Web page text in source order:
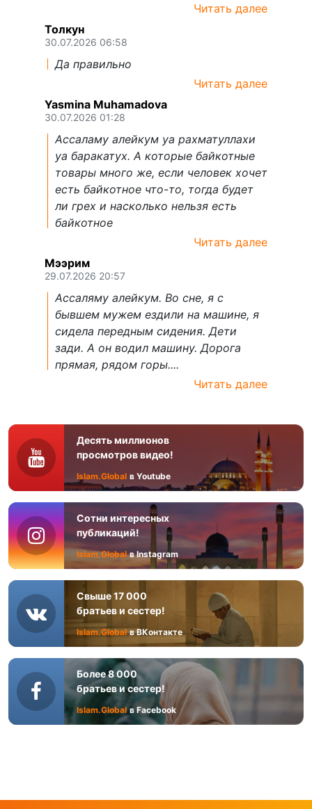
Читать далее
Толкун
30.07.2026 06:58
Да правильно
Читать далее
Yasmina Muhamadova
30.07.2026 01:28
Ассаламу алейкум уа рахматуллахи
уа баракатух. А которые байкотные
товары много же, если человек хочет
есть байкотное что-то, тогда будет
ли грех и насколько нельзя есть
байкотное
Читать далее
Мээрим
29.07.2026 20:57
Ассаляму алейкум. Во сне, я с
бывшем мужем ездили на машине, я
сидела передным сидения. Дети
зади. А он водил машину. Дорога
прямая, рядом горы....
Читать далее
Десять миллионов
просмотров видео!
Islam.Global в Youtube
Сотни интересных
публикаций!
Islam.Global в Instagram
Свыше 17 000
братьев и сестер!
Islam.Global в ВКонтакте
Более 8 000
братьев и сестер!
Islam.Global в Facebook